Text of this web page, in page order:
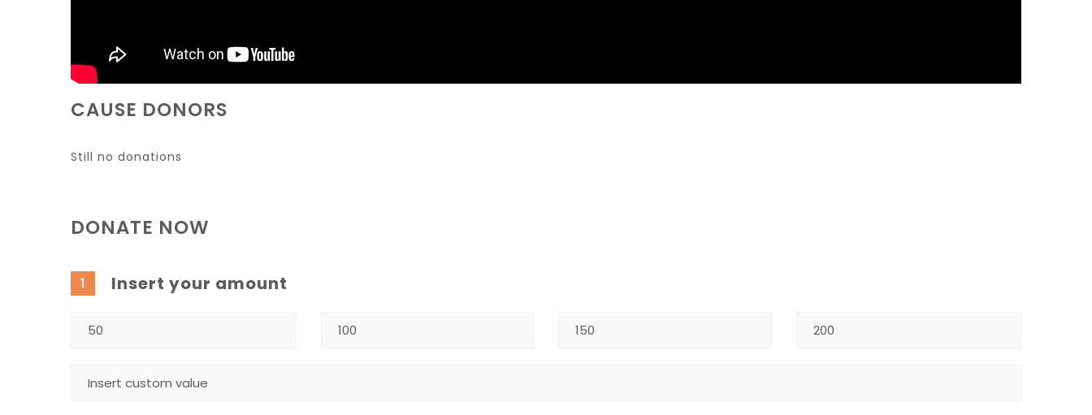
CAUSE DONORS
Still no donations
DONATE NOW
1 Insert your amount